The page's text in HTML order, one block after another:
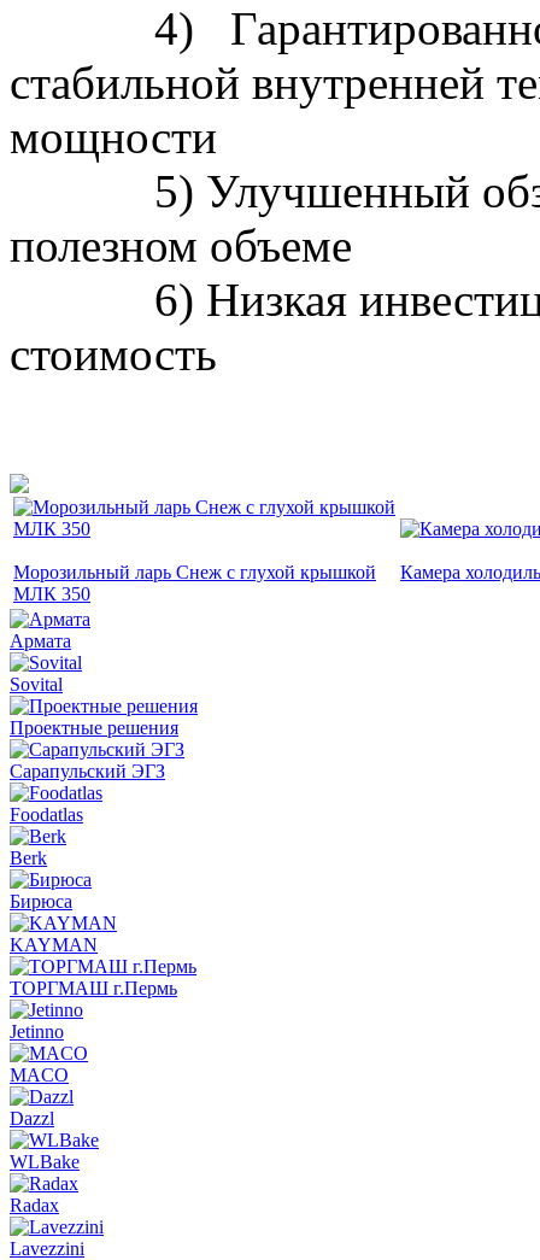
4) Гарантированное
стабильной внутренней
мощности
5) Улучшенный обзор
полезном объеме
6) Низкая
стоимость
Морозильный ларь Снеж с глухой крышкой
МЛК 350
Камера
Армата
Sovital
Проектные решения
Сарапульский ЭГЗ
Foodatlas
Berk
Бирюса
KAYMAN
ТОРГМАШ г.Пермь
Jetinno
MACO
Dazzl
WLBake
Radax
Lavezzini